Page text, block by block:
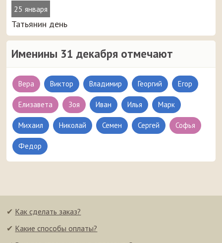
25 января
Татьянин день
Именины 31 декабря отмечают
Вера Виктор Владимир Георгий Егор
Елизавета Зоя Иван Илья Марк
Михаил Николай Семен Сергей Софья
Федор
✔ Как сделать заказ?
✔ Какие способы оплаты?